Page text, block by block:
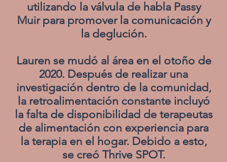
utilizando la válvula de habla Passy
Muir para promover la comunicación y
la deglución.
Lauren se mudó al área en el otoño de
2020. Después de realizar una
investigación dentro de la comunidad,
la retroalimentación constante incluyó
la falta de disponibilidad de terapeutas
de alimentación con experiencia para
la terapia en el hogar. Debido a esto,
se creó Thrive SPOT.